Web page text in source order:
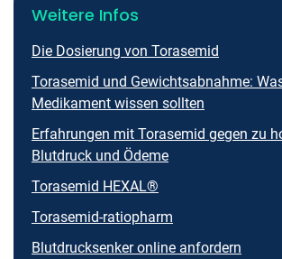
Weitere Infos
Die Dosierung von Torasemid
Torasemid und Gewichtsabnahme:
Medikament wissen sollten
Erfahrungen mit Torasemid gegen zu
Blutdruck und Ödeme
Torasemid HEXAL®
Torasemid-ratiopharm
Blutdrucksenker online anfordern